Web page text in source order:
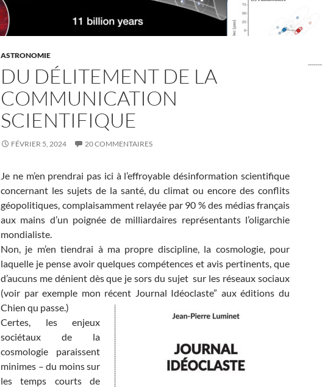
ASTRONOMIE
DU DÉLITEMENT DE LA
COMMUNICATION
SCIENTIFIQUE
FÉVRIER 5, 2024 20 COMMENTAIRES
Je ne m’en prendrai pas ici à l’effroyable désinformation scientifique
concernant les sujets de la santé, du climat ou encore des conflits
géopolitiques, complaisamment relayée par 90 % des médias français
aux mains d’un poignée de milliardaires représentants l’oligarchie
mondialiste.
Non, je m’en tiendrai à ma propre discipline, la cosmologie, pour
laquelle je pense avoir quelques compétences et avis pertinents, que
d’aucuns me dénient dès que je sors du sujet sur les réseaux sociaux
(voir par exemple mon récent Journal Idéoclaste” aux éditions du
Chien qu passe.)
Certes, les enjeux
sociétaux de la
cosmologie paraissent
minimes – du moins sur
les temps courts de